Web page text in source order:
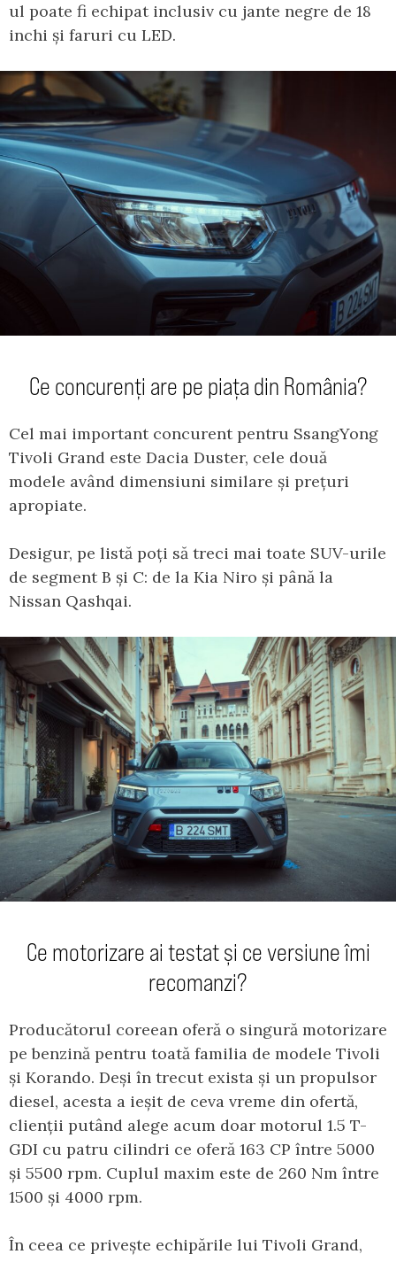
ul poate fi echipat inclusiv cu jante negre de 18
inchi și faruri cu LED.
Ce concurenți are pe piața din România?
Cel mai important concurent pentru SsangYong
Tivoli Grand este Dacia Duster, cele două
modele având dimensiuni similare și prețuri
apropiate.
Desigur, pe listă poți să treci mai toate SUV-urile
de segment B și C: de la Kia Niro și până la
Nissan Qashqai.
Ce motorizare ai testat și ce versiune îmi
recomanzi?
Producătorul coreean oferă o singură motorizare
pe benzină pentru toată familia de modele Tivoli
și Korando. Deși în trecut exista și un propulsor
diesel, acesta a ieșit de ceva vreme din ofertă,
clienții putând alege acum doar motorul 1.5 T-
GDI cu patru cilindri ce oferă 163 CP între 5000
și 5500 rpm. Cuplul maxim este de 260 Nm între
1500 și 4000 rpm.
În ceea ce privește echipările lui Tivoli Grand,